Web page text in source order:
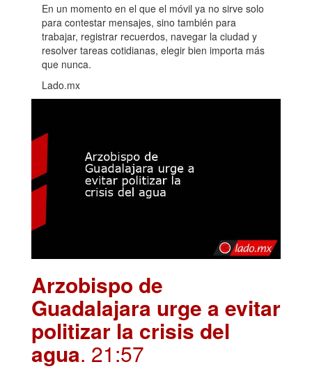
En un momento en el que el móvil ya no sirve solo
para contestar mensajes, sino también para
trabajar, registrar recuerdos, navegar la ciudad y
resolver tareas cotidianas, elegir bien importa más
que nunca.
Lado.mx
Arzobispo de
Guadalajara urge a evitar
politizar la crisis del
agua. 21:57